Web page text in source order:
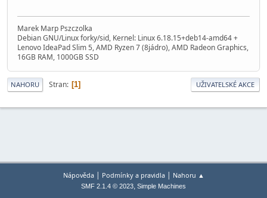
Marek Marp Pszczolka
Debian GNU/Linux forky/sid, Kernel: Linux 6.18.15+deb14-amd64 +
Lenovo IdeaPad Slim 5, AMD Ryzen 7 (8jádro), AMD Radeon Graphics,
16GB RAM, 1000GB SSD
NAHORU Stran 1 UŽIVATELSKÉ AKCE
Nápověda| Podmínky a pravidla| Nahoru ▲
SMF 2.1.4 © 2023, Simple Machines